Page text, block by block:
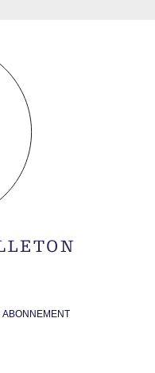
ABONNEMENT